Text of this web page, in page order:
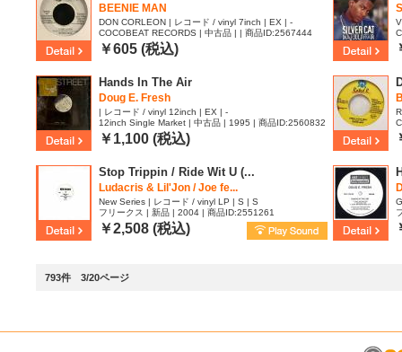
BEENIE MAN
DON CORLEON | レコード / vinyl 7inch | EX | -
COCOBEAT RECORDS | 中古品 | | 商品ID:2567444
￥605 (税込)
Hands In The Air
Doug E. Fresh
| レコード / vinyl 12inch | EX | -
12inch Single Market | 中古品 | 1995 | 商品ID:2560832
￥1,100 (税込)
Stop Trippin / Ride Wit U (...
Ludacris & Lil'Jon / Joe fe...
New Series | レコード / vinyl LP | S | S
フリークス | 新品 | 2004 | 商品ID:2551261
￥2,508 (税込)
|
793件 3/20ページ